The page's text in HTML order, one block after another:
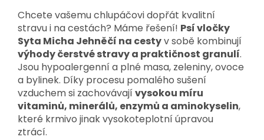
Chcete vašemu chlupáčovi dopřát kvalitní
stravu i na cestách? Máme řešení! Psí vločky
Syta Micha Jehněčí na cestyv sobě kombinují
výhody čerstvé stravy a praktičnost granulí.
Jsou hypoalergenní a plné masa, zeleniny, ovoce
a bylinek. Díky procesu pomalého sušení
vzduchem si zachovávají vysokou míru
vitaminů, minerálů, enzymů a aminokyselin,
které krmivo jinak vysokoteplotní úpravou
ztrácí.